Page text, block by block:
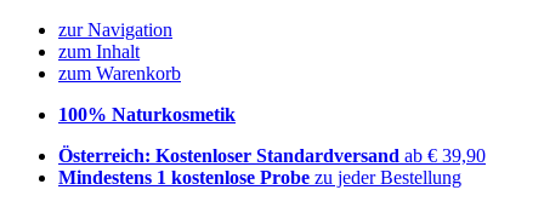
zur Navigation
zum Inhalt
zum Warenkorb
100% Naturkosmetik
Österreich: Kostenloser Standardversand ab € 39,90
Mindestens 1 kostenlose Probe zu jeder Bestellung